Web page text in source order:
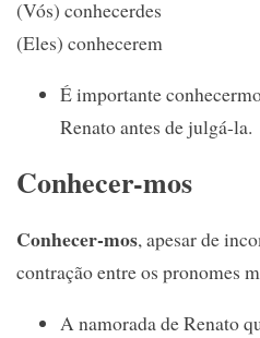
(Vós) conhecerdes
(Eles) conhecerem
É importante
Renato antes de julgá-la.
Conhecer-mos
Conhecer-mos, apesar de
contração entre os pronomes
A namorada de Renato